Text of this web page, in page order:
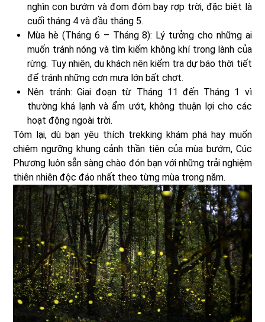
nghìn con bướm và đom đóm bay rợp trời, đặc biệt là
cuối tháng 4 và đầu tháng 5.
Mùa hè (Tháng 6 – Tháng 8): Lý tưởng cho những ai
muốn tránh nóng và tìm kiếm không khí trong lành của
rừng. Tuy nhiên, du khách nên kiểm tra dự báo thời tiết
để tránh những cơn mưa lớn bất chợt.
Nên tránh: Giai đoạn từ Tháng 11 đến Tháng 1 vì
thường khá lạnh và ẩm ướt, không thuận lợi cho các
hoạt động ngoài trời.
Tóm lại, dù bạn yêu thích trekking khám phá hay muốn
chiêm ngưỡng khung cảnh thần tiên của mùa bướm, Cúc
Phương luôn sẵn sàng chào đón bạn với những trải nghiệm
thiên nhiên độc đáo nhất theo từng mùa trong năm.